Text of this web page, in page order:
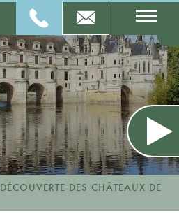
DÉCOUVERTE DES CHÂTEAUX DE